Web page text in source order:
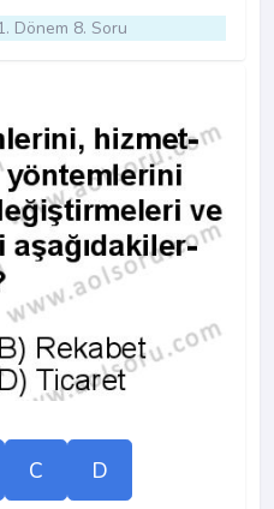
Dönem 8. Soru
C D